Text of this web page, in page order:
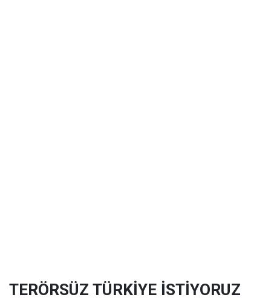
TERÖRSÜZ TÜRKİYE İSTİYORUZ